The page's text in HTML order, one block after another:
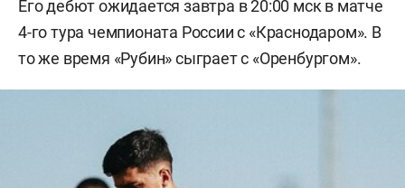
Его дебют ожидается завтра в 20:00 мск в матче
4-го тура чемпионата России с «Краснодаром». В
то же время «Рубин» сыграет с «Оренбургом».